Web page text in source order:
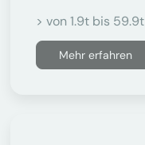
> von 1.9t bis 59.9t
Mehr erfahren